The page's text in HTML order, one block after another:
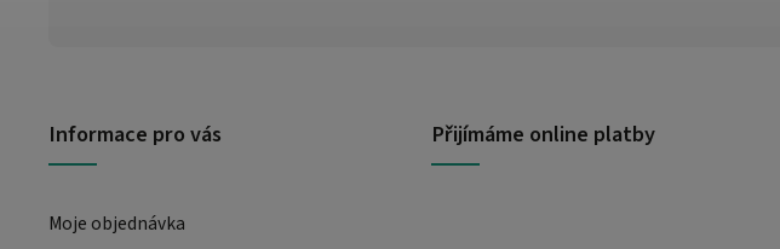
Informace pro vás
Moje objednávka
Přijímáme online platby